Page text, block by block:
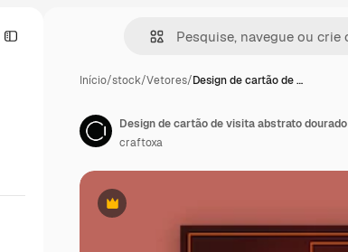
Início/stock/Vetores/Design de cartão de …
Premium
Design de cartão de visita abstrato dourado
craftoxa